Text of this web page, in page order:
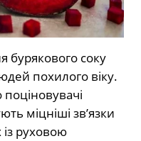
бурякового соку
похилого віку.
міцніші зв’язки
із руховою